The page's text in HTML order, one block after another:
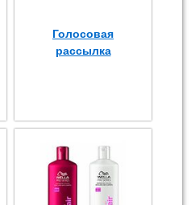
Голосовая
рассылка